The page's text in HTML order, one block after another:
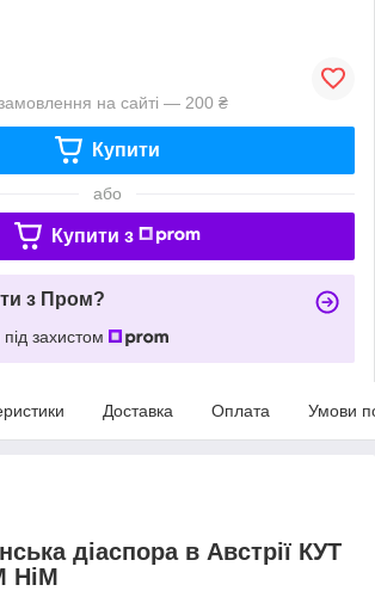
на сайті — 200 ₴
Купити
або
Купити з
з Пром?
захистом
Доставка Оплата Умови
діаспора в Австрії КУТ
НіМ